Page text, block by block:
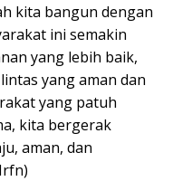
kita bangun dengan
ini semakin
yang lebih baik,
yang aman dan
yang patuh
kita bergerak
aman, dan